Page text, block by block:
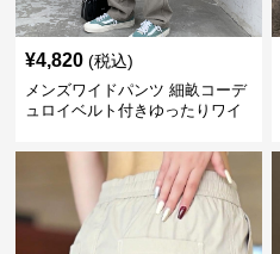
¥4,820 (税込)
メンズワイドパンツ 細畝コーデ
ュロイベルト付きゆったりワイ